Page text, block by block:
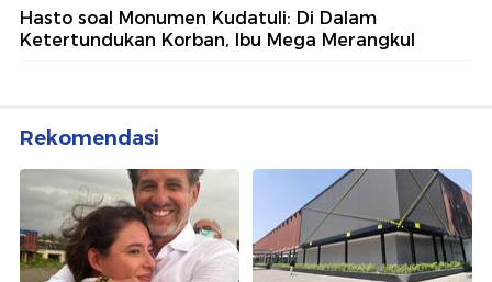
Hasto soal Monumen Kudatuli: Di Dalam
Ketertundukan Korban, Ibu Mega Merangkul
Rekomendasi